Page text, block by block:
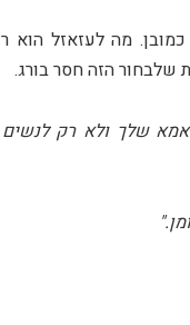
מה לעזאזל הוא
שלבחור הזה חסר בורג.
שלך ולא רק